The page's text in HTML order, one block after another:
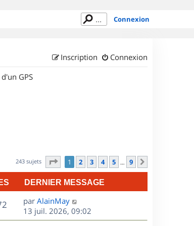
Connexion
Connexion
Inscription
GPS
243 sujets Page sur9
1 2 3 4 5 … 9
DERNIER MESSAGE
V
u
D
e
r
par AlainMay
13 juil. 2026, 09:02